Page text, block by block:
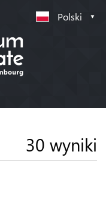
Polski
30 wyniki